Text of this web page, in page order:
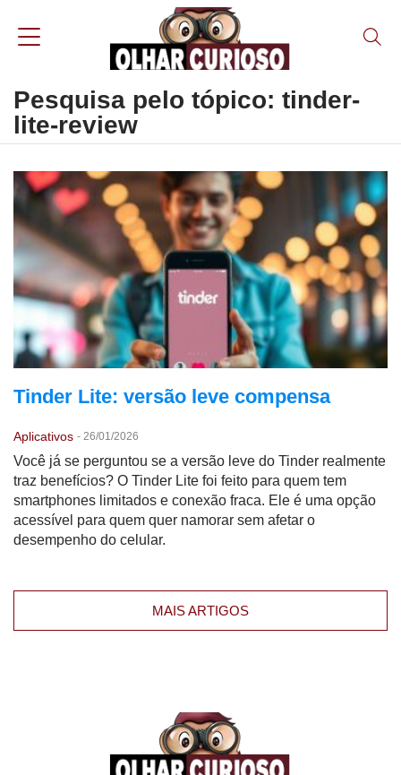
Pesquisa pelo tópico: tinder-
lite-review
Tinder Lite: versão leve compensa
Aplicativos - 26/01/2026
Você já se perguntou se a versão leve do Tinder realmente
traz benefícios? O Tinder Lite foi feito para quem tem
smartphones limitados e conexão fraca. Ele é uma opção
acessível para quem quer namorar sem afetar o
desempenho do celular.
MAIS ARTIGOS